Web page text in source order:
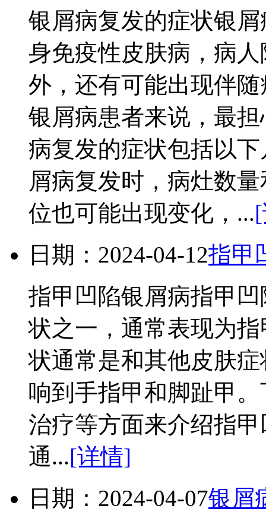
银屑病复发的症状银
身免疫性皮肤病，病
外，还有可能出现伴
银屑病患者来说，最
病复发的症状包括以
屑病复发时，病灶数
位也可能出现变化，...
日期：2024-04-12指甲
指甲凹陷银屑病指甲
状之一，通常表现为
状通常是和其他皮肤
响到手指甲和脚趾甲
治疗等方面来介绍指
通...[详情]
日期：2024-04-07银屑